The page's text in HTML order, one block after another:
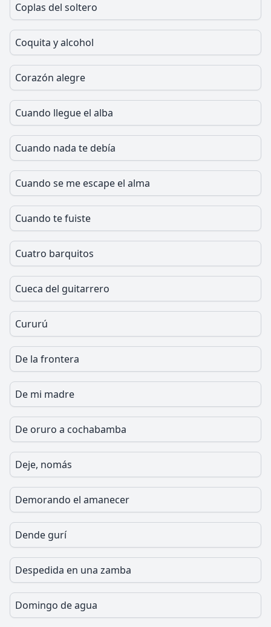
Coplas del soltero
Coquita y alcohol
Corazón alegre
Cuando llegue el alba
Cuando nada te debía
Cuando se me escape el alma
Cuando te fuiste
Cuatro barquitos
Cueca del guitarrero
Cururú
De la frontera
De mi madre
De oruro a cochabamba
Deje, nomás
Demorando el amanecer
Dende gurí
Despedida en una zamba
Domingo de agua